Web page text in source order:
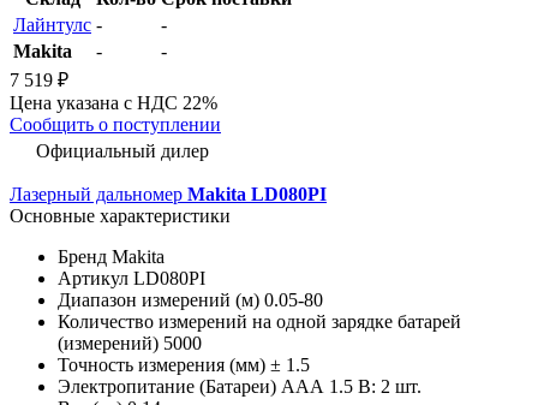
Лайнтулс -
-
Makita
-
-
7 519 ₽
Цена указана с НДС 22%
Сообщить о поступлении
Официальный дилер
Лазерный дальномер Makita LD080PI
Основные характеристики
Бренд Makita
Артикул LD080PI
Диапазон измерений (м) 0.05-80
Количество измерений на одной зарядке батарей
(измерений) 5000
Точность измерения (мм) ± 1.5
Электропитание (Батареи) AAА 1.5 В: 2 шт.